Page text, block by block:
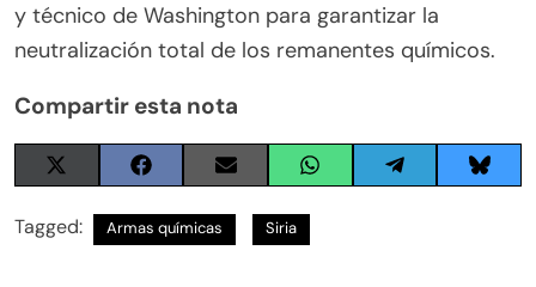
y técnico de Washington para garantizar la
neutralización total de los remanentes químicos.
Compartir esta nota
Share
on
X
(Twitter)
Share
on
Facebook
Share
on
Email
Share
on
WhatsApp
Share
on
Share
on
Tagged: Armas químicas Siria